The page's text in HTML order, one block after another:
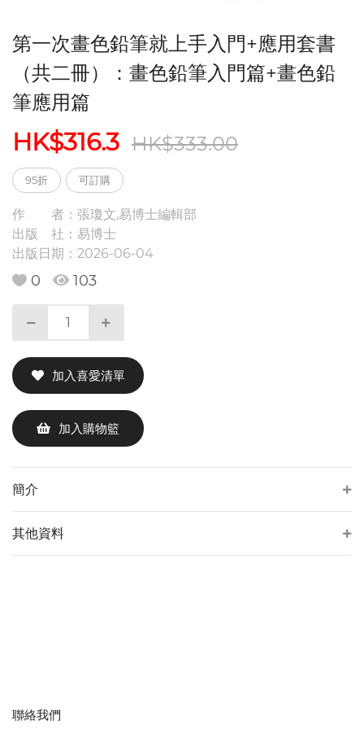
第一次畫色鉛筆就上手入門+應用套書
（共二冊）：畫色鉛筆入門篇+畫色鉛
筆應用篇
HK$316.3 HK$333.00
95折 可訂購
作 者： 張瓊文,易博士編輯部
出版 社： 易博士
出版日期： 2026-06-04
0 103
加入喜愛清單
加入購物籃
簡介
其他資料
聯絡我們